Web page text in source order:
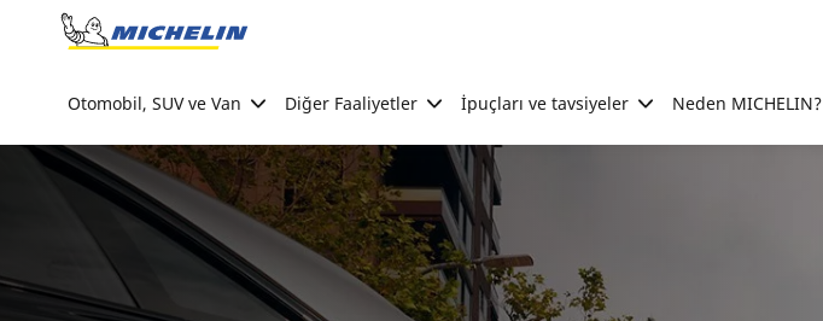
Go to page content
Otomobil, SUV ve Van Diğer Faaliyetler İpuçları ve tavsiyeler Neden MICHELIN?